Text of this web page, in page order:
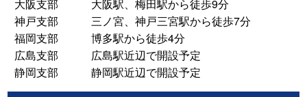
大阪支部 大阪駅、梅田駅から徒歩9分
神戸支部 三ノ宮、神戸三宮駅から徒歩7分
福岡支部 博多駅から徒歩4分
広島支部 広島駅近辺で開設予定
静岡支部 静岡駅近辺で開設予定